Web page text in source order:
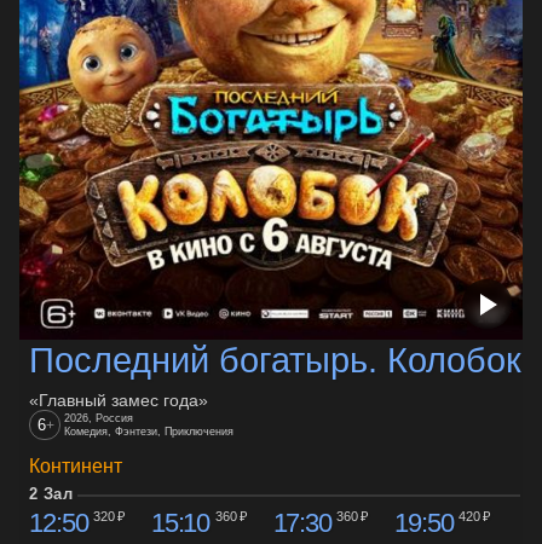
Последний богатырь. Колобок
«Главный замес года»
6+
2026, Россия
Комедия, Фэнтези, Приключения
Континент
2 Зал
12:50 320 ₽ 15:10 360 ₽ 17:30 360 ₽ 19:50 420 ₽